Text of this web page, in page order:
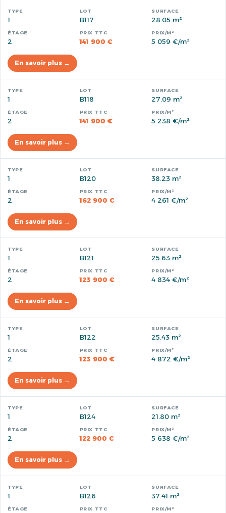
1 B117 28.05 m²
2 141 900 € 5 059 €/m²
En savoir plus →
1 B118 27.09 m²
2 141 900 € 5 238 €/m²
En savoir plus →
1 B120 38.23 m²
2 162 900 € 4 261 €/m²
En savoir plus →
1 B121 25.63 m²
2 123 900 € 4 834 €/m²
En savoir plus →
1 B122 25.43 m²
2 123 900 € 4 872 €/m²
En savoir plus →
1 B124 21.80 m²
2 122 900 € 5 638 €/m²
En savoir plus →
1 B126 37.41 m²